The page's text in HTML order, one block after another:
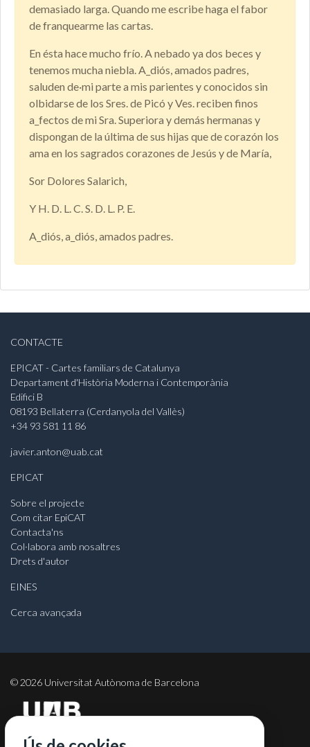
demasiado larga. Quando me escribe haga el fabor
de franquearme las cartas.
En ésta hace mucho frío. A nebado ya dos beces y
tenemos mucha niebla. A_diós, amados padres,
saluden de·mi parte a mis parientes y conocidos sin
olbidarse de los Sres. de Picó y Ves. reciben finos
a_fectos de mi Sra. Superiora y demás hermanas y
dispongan de la última de sus hijas que de corazón los
ama en los sagrados corazones de Jesús y de María,
Sor Dolores Salarich,
Y H. D. L. C. S. D. L. P. E.
A_diós, a_diós, amados padres.
CONTACTE
EPICAT - Cartes familiars de Catalunya
Departament d'Història Moderna i Contemporània
Edifici B
08193 Bellaterra (Cerdanyola del Vallès)
+34 93 581 11 86
javier.anton@uab.cat
EPICAT
Sobre el projecte
Com citar EpiCAT
Contacta'ns
Col·labora amb nosaltres
Drets d'autor
EINES
Cerca avançada
© 2026 Universitat Autònoma de Barcelona